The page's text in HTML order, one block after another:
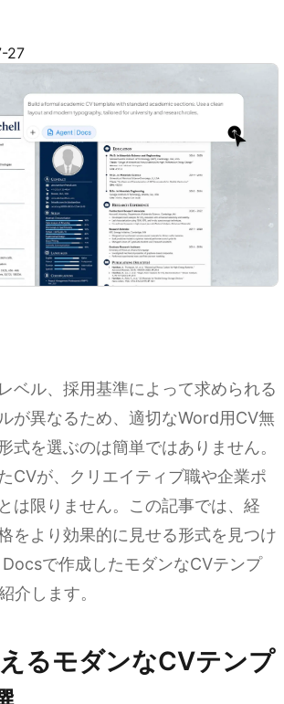
27
ベル、採用基準によって求められる
が異なるため、適切なWord用CV無
式を選ぶのは簡単ではありません。
CVが、クリエイティブ職や企業ポ
は限りません。この記事では、経
をより効果的に見せる形式を見つけ
で作成したモダンなCVテンプ
介します。
るモダンなCVテンプ